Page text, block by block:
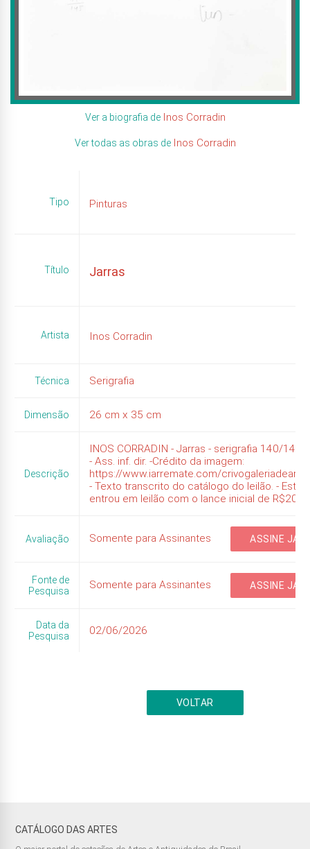
Ver a biografia de Inos Corradin
Ver todas as obras de Inos Corradin
Tipo Pinturas
Título Jarras
Artista Inos Corradin
Técnica Serigrafia
Dimensão 26 cm x 35 cm
Descrição
INOS CORRADIN - Jarras - serigrafia 140/145.
- Ass. inf. dir. -Crédito da imagem:
https://www.iarremate.com/
- Texto transcrito do catálogo do leilão. - Esta
entrou em leilão com o lance inicial de
Avaliação Somente para Assinantes ASSINE JÁ
Fonte de
Pesquisa
Somente para Assinantes ASSINE JÁ
Data da
Pesquisa
02/06/2026
VOLTAR
CATÁLOGO DAS ARTES